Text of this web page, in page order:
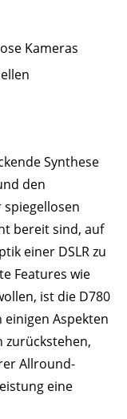
Kameras
Synthese
den
bereit sind, auf
einer DSLR zu
Features wie
ist die D780
einigen Aspekten
zurückstehen,
Allround-
eine